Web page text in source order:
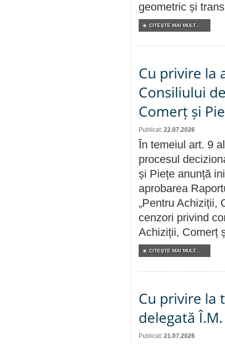
geometric și
CITEŞTE MAI MULT...
Cu privire la
Consiliului
Comerț și
Publicat: 22.07.2026
În temeiul art. 9
procesul
și Piețe anunță
aprobarea
„Pentru Achiziții,
cenzori privind
Achiziții, Comerț
CITEŞTE MAI MULT...
Cu privire la
delegată
Publicat: 21.07.2026